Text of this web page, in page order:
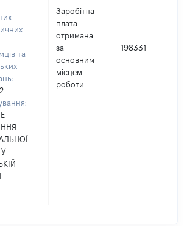
та
У
Заробітна
плата
отримана
за
основним
місцем
роботи
198331